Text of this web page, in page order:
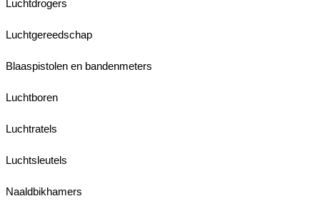
Luchtdrogers
Luchtgereedschap
Blaaspistolen en bandenmeters
Luchtboren
Luchtratels
Luchtsleutels
Naaldbikhamers